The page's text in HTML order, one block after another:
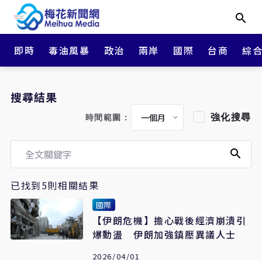
即時 毒油風暴 政治 兩岸 國際 台商 綜
搜尋結果
時間範圍： 強化搜尋
已找到5則相關結果
國際
【伊朗危機】擔心戰後經濟崩潰引
爆動盪 伊朗加強鎮壓異議人士
2026/04/01